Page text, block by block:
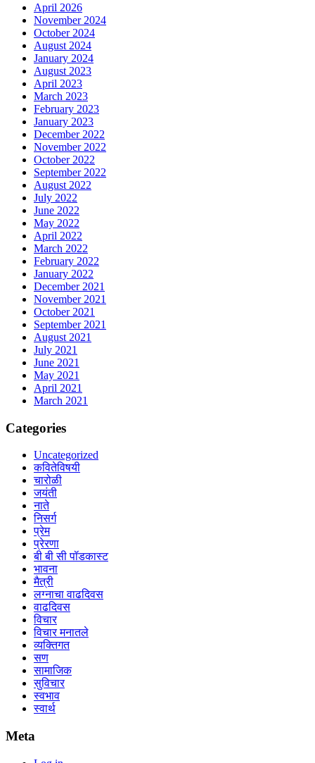
April 2026
November 2024
October 2024
August 2024
January 2024
August 2023
April 2023
March 2023
February 2023
January 2023
December 2022
November 2022
October 2022
September 2022
August 2022
July 2022
June 2022
May 2022
April 2022
March 2022
February 2022
January 2022
December 2021
November 2021
October 2021
September 2021
August 2021
July 2021
June 2021
May 2021
April 2021
March 2021
Categories
Uncategorized
कवितेविषयी
चारोळी
जयंती
नाते
निसर्ग
प्रेम
प्रेरणा
बी बी सी पॉडकास्ट
भावना
मैत्री
लग्नाचा वाढदिवस
वाढदिवस
विचार
विचार मनातले
व्यक्तिगत
सण
सामाजिक
सुविचार
स्वभाव
स्वार्थ
Meta